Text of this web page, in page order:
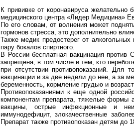
К прививке от коронавирусажелательно
медицинского центра «Лидер Медицина»
По его словам, от волнения может
гормонов стресса, это дополнительно
Также медик предостерег от алкогольных
пару бокалов спиртного.
В России бесплатная вакцинация против
запрещена, в том числе и тем, кто
при отсутствии противопоказаний. Для
вакцинации и за две недели до нее, а за
беременность, кормление грудью и
Противопоказаниями к еще одной
компонентам препарата, тяжелые формы
вакцины, острые инфекционные и
иммунодефицит, злокачественные
Препарат также противопоказан детям до